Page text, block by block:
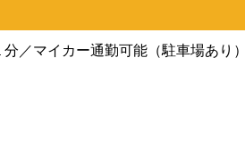
／マイカー通勤可能（駐車場あり）